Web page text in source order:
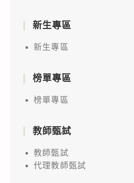
新生專區
新生專區
榜單專區
榜單專區
教師甄試
教師甄試
代理教師甄試